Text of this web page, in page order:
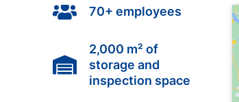
 70+ employees

2,000 m² of
storage and
inspection space